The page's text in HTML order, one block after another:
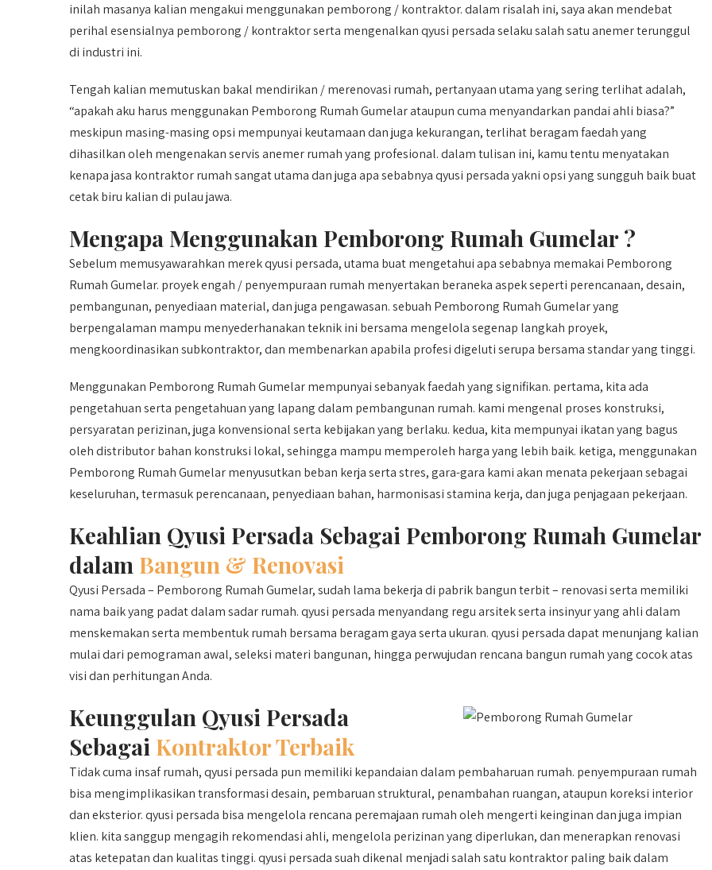
inilah masanya kalian mengakui menggunakan pemborong / kontraktor. dalam risalah ini, saya akan mendebat
perihal esensialnya pemborong / kontraktor serta mengenalkan qyusi persada selaku salah satu anemer terunggul
di industri ini.
Tengah kalian memutuskan bakal mendirikan / merenovasi rumah, pertanyaan utama yang sering terlihat adalah,
“apakah aku harus menggunakan Pemborong Rumah Gumelar ataupun cuma menyandarkan pandai ahli biasa?”
meskipun masing-masing opsi mempunyai keutamaan dan juga kekurangan, terlihat beragam faedah yang
dihasilkan oleh mengenakan servis anemer rumah yang profesional. dalam tulisan ini, kamu tentu menyatakan
kenapa jasa kontraktor rumah sangat utama dan juga apa sebabnya qyusi persada yakni opsi yang sungguh baik buat
cetak biru kalian di pulau jawa.
Mengapa Menggunakan Pemborong Rumah Gumelar ?
Sebelum memusyawarahkan merek qyusi persada, utama buat mengetahui apa sebabnya memakai Pemborong
Rumah Gumelar. proyek engah / penyempuraan rumah menyertakan beraneka aspek seperti perencanaan, desain,
pembangunan, penyediaan material, dan juga pengawasan. sebuah Pemborong Rumah Gumelar yang
berpengalaman mampu menyederhanakan teknik ini bersama mengelola segenap langkah proyek,
mengkoordinasikan subkontraktor, dan membenarkan apabila profesi digeluti serupa bersama standar yang tinggi.
Menggunakan Pemborong Rumah Gumelar mempunyai sebanyak faedah yang signifikan. pertama, kita ada
pengetahuan serta pengetahuan yang lapang dalam pembangunan rumah. kami mengenal proses konstruksi,
persyaratan perizinan, juga konvensional serta kebijakan yang berlaku. kedua, kita mempunyai ikatan yang bagus
oleh distributor bahan konstruksi lokal, sehingga mampu memperoleh harga yang lebih baik. ketiga, menggunakan
Pemborong Rumah Gumelar menyusutkan beban kerja serta stres, gara-gara kami akan menata pekerjaan sebagai
keseluruhan, termasuk perencanaan, penyediaan bahan, harmonisasi stamina kerja, dan juga penjagaan pekerjaan.
Keahlian Qyusi Persada Sebagai Pemborong Rumah Gumelar
dalam Bangun & Renovasi
Qyusi Persada – Pemborong Rumah Gumelar, sudah lama bekerja di pabrik bangun terbit – renovasi serta memiliki
nama baik yang padat dalam sadar rumah. qyusi persada menyandang regu arsitek serta insinyur yang ahli dalam
menskemakan serta membentuk rumah bersama beragam gaya serta ukuran. qyusi persada dapat menunjang kalian
mulai dari pemograman awal, seleksi materi bangunan, hingga perwujudan rencana bangun rumah yang cocok atas
visi dan perhitungan Anda.
Keunggulan Qyusi Persada
Sebagai Kontraktor Terbaik
Tidak cuma insaf rumah, qyusi persada pun memiliki kepandaian dalam pembaharuan rumah. penyempuraan rumah
bisa mengimplikasikan transformasi desain, pembaruan struktural, penambahan ruangan, ataupun koreksi interior
dan eksterior. qyusi persada bisa mengelola rencana peremajaan rumah oleh mengerti keinginan dan juga impian
klien. kita sanggup mengagih rekomendasi ahli, mengelola perizinan yang diperlukan, dan menerapkan renovasi
atas ketepatan dan kualitas tinggi. qyusi persada suah dikenal menjadi salah satu kontraktor paling baik dalam